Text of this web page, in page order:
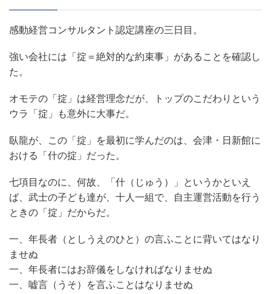
感動経営コンサルタント認定講座の三日目。
強い会社には「掟＝絶対的な約束事」があることを確認し
た。
オモテの「掟」は経営理念だが、トップのこだわりという
ウラ「掟」も意外に大事だ。
臥龍が、この「掟」を最初に学んだのは、会津・日新館に
おける「什の掟」だった。
七項目なのに、何故、「什（じゅう）」というかといえ
ば、武士の子ども達が、十人一組で、自主運営活動を行う
ときの「掟」だからだ。
一、年長者（としうえのひと）の言ふことに背いてはなり
ませぬ
一、年長者にはお辞儀をしなければなりませぬ
一、嘘言（うそ）を言ふことはなりませぬ